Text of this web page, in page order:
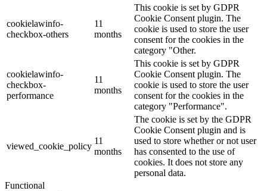
cookielawinfo-
checkbox-others
11
months
This cookie is set by GDPR
Cookie Consent plugin. The
cookie is used to store the user
consent for the cookies in the
category "Other.
cookielawinfo-
checkbox-
performance
11
months
This cookie is set by GDPR
Cookie Consent plugin. The
cookie is used to store the user
consent for the cookies in the
category "Performance".
viewed_cookie_policy
11
months
The cookie is set by the GDPR
Cookie Consent plugin and is
used to store whether or not user
has consented to the use of
cookies. It does not store any
personal data.
Functional